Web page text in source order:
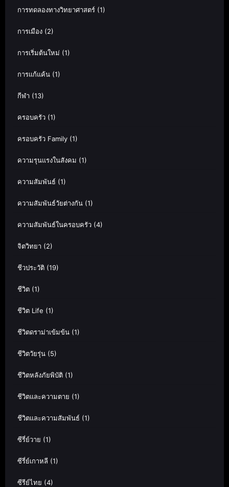
การทดลองทางวิทยาศาสตร์ (1)
การเมือง (2)
การเริ่มต้นใหม่ (1)
การแก้แค้น (1)
กีฬา (13)
ครอบครัว (1)
ครอบครัว Family (1)
ความรุนแรงในสังคม (1)
ความสัมพันธ์ (1)
ความสัมพันธ์วัยต่างกัน (1)
ความสัมพันธ์ในครอบครัว (4)
จิตวิทยา (2)
ชีวประวัติ (19)
ชีวิต (1)
ชีวิต Life (1)
ชีวิตดราม่าเข้มข้น (1)
ชีวิตวัยรุ่น (5)
ชีวิตหลังภัยพิบัติ (1)
ชีวิตและความตาย (1)
ชีวิตและความสัมพันธ์ (1)
ซีรี่ย์วาย (1)
ซีรี่ย์เกาหลี (1)
ซีรีย์ไทย (4)